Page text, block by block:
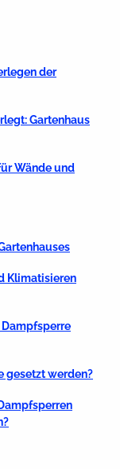
der
Gartenhaus
Wände und
Klimatisieren
gesetzt werden?